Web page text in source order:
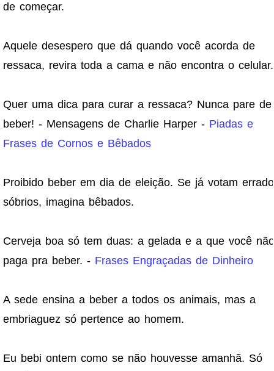
de começar.
Aquele desespero que dá quando você acorda de
ressaca, revira toda a cama e não encontra o celular.
Quer uma dica para curar a ressaca? Nunca pare de
beber! - Mensagens de Charlie Harper - Piadas e
Frases de Cornos e Bêbados
Proibido beber em dia de eleição. Se já votam errado
sóbrios, imagina bêbados.
Cerveja boa só tem duas: a gelada e a que você não
paga pra beber. - Frases Engraçadas de Dinheiro
A sede ensina a beber a todos os animais, mas a
embriaguez só pertence ao homem.
Eu bebi ontem como se não houvesse amanhã. Só